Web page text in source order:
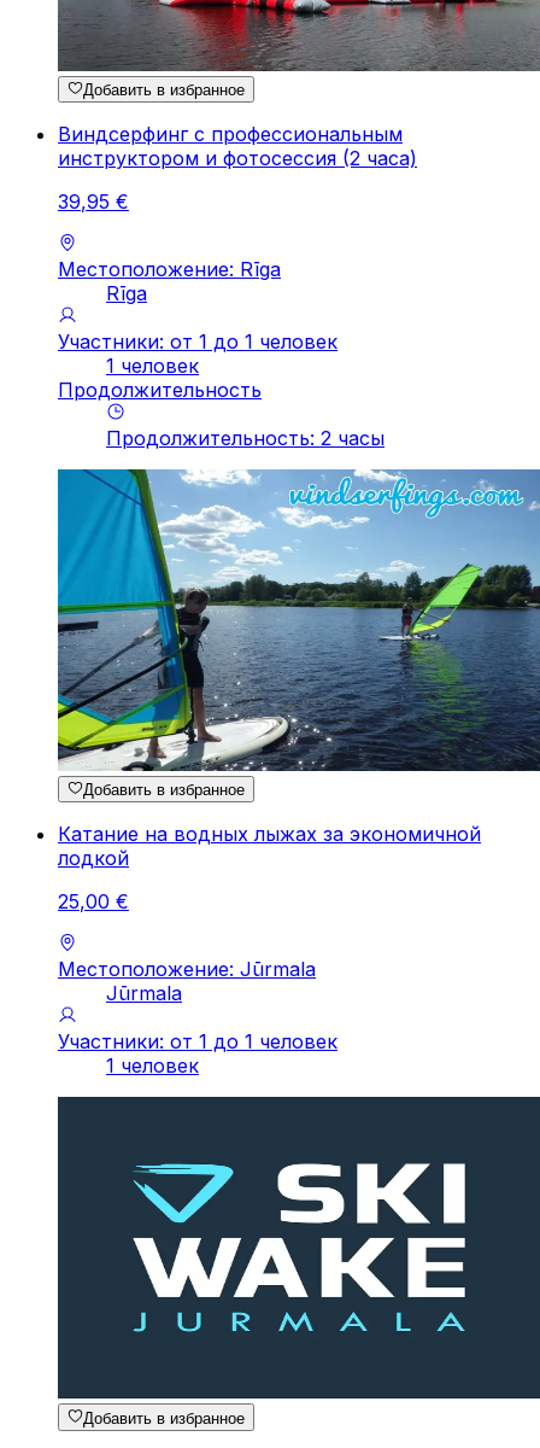
Добавить в избранное
Виндсерфинг с профессиональным
инструктором и фотосессия (2 часа)
39,95 €
Местоположение: Rīga
Rīga
Участники: от 1 до 1 человек
1 человек
Продолжительность
Продолжительность: 2 часы
Добавить в избранное
Катание на водных лыжах за экономичной
лодкой
25,00 €
Местоположение: Jūrmala
Jūrmala
Участники: от 1 до 1 человек
1 человек
Добавить в избранное